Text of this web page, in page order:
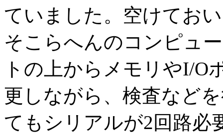
ていました。空けてお
そこらへんのコンピュ
トの上からメモリやI/O
更しながら、検査など
てもシリアルが2回路必